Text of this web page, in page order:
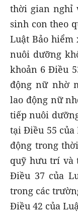
thời gian nghỉ
sinh con theo
Luật Bảo hiểm
nuôi dưỡng
khoản 6 Điều
động nữ nhờ
lao động nữ
tiếp nuôi
tại Điều 55 của
động trong
quỹ hưu trí và
Điều 37 của
trong các
Điều 42 của